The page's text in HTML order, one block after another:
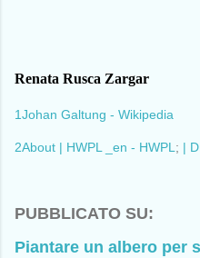
Renata Rusca Zargar
1Johan Galtung - Wikipedia
2About | HWPL _en - HWPL; |
PUBBLICATO SU:
Piantare un albero per